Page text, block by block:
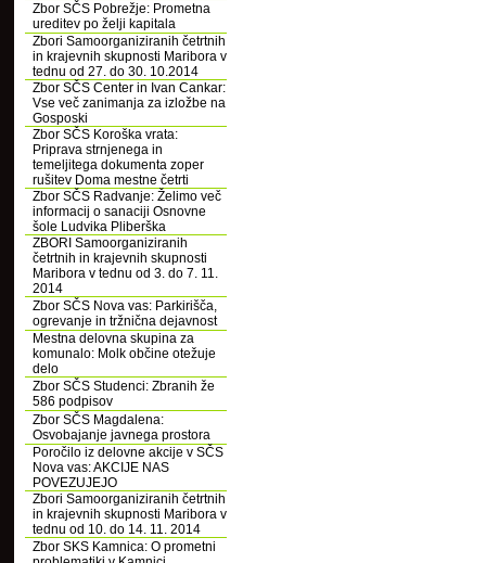
Zbor SČS Pobrežje: Prometna
ureditev po želji kapitala
Zbori Samoorganiziranih četrtnih
in krajevnih skupnosti Maribora v
tednu od 27. do 30. 10.2014
Zbor SČS Center in Ivan Cankar:
Vse več zanimanja za izložbe na
Gosposki
Zbor SČS Koroška vrata:
Priprava strnjenega in
temeljitega dokumenta zoper
rušitev Doma mestne četrti
Zbor SČS Radvanje: Želimo več
informacij o sanaciji Osnovne
šole Ludvika Pliberška
ZBORI Samoorganiziranih
četrtnih in krajevnih skupnosti
Maribora v tednu od 3. do 7. 11.
2014
Zbor SČS Nova vas: Parkirišča,
ogrevanje in tržnična dejavnost
Mestna delovna skupina za
komunalo: Molk občine otežuje
delo
Zbor SČS Studenci: Zbranih že
586 podpisov
Zbor SČS Magdalena:
Osvobajanje javnega prostora
Poročilo iz delovne akcije v SČS
Nova vas: AKCIJE NAS
POVEZUJEJO
Zbori Samoorganiziranih četrtnih
in krajevnih skupnosti Maribora v
tednu od 10. do 14. 11. 2014
Zbor SKS Kamnica: O prometni